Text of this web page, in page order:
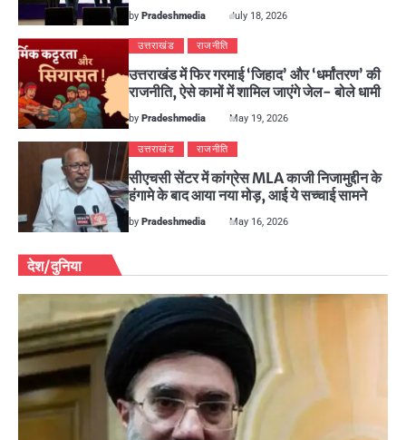
by Pradeshmedia July 18, 2026
उत्तराखंड राजनीति
उत्तराखंड में फिर गरमाई ‘जिहाद’ और ‘धर्मांतरण’ की
राजनीति, ऐसे कामों में शामिल जाएंगे जेल- बोले धामी
by Pradeshmedia May 19, 2026
उत्तराखंड राजनीति
सीएचसी सेंटर में कांग्रेस MLA काजी निजामुद्दीन के
हंगामे के बाद आया नया मोड़, आई ये सच्चाई सामने
by Pradeshmedia May 16, 2026
देश/दुनिया